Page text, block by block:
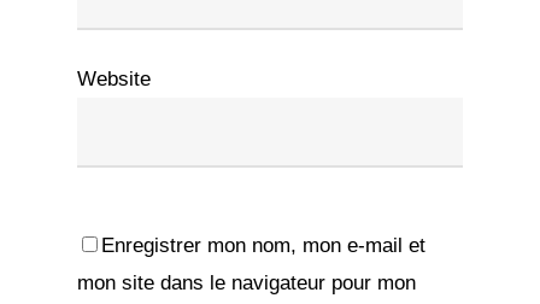
Website
Enregistrer mon nom, mon e-mail et
mon site dans le navigateur pour mon